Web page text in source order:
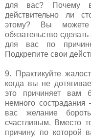
для вас? Почему
действительно ли
этому? Вы
обязательство
для вас по
Подкрепите свои
9. Практикуйте
когда вы не
это причиняет вам
немного
вас желание
счастливым. Вместо
причину, по которой